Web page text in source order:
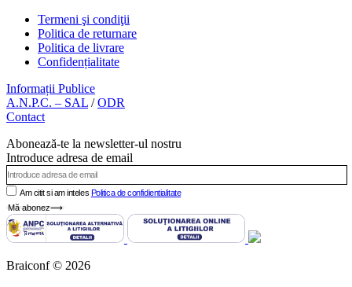
Termeni şi condiţii
Politica de returnare
Politica de livrare
Confidențialitate
Informații Publice
A.N.P.C. – SAL /ODR
Contact
Abonează-te la newsletter-ul nostru
Introduce adresa de email
Am citit si am inteles Politica de confidientialitate
Mă abonez⟶
Braiconf © 2026